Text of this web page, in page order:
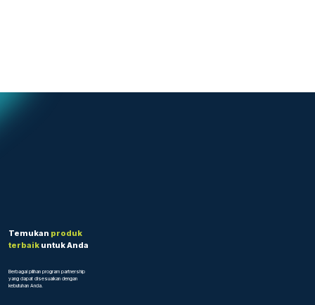
Temukan produk
terbaik untuk Anda
Berbagai pilihan program partnership
yang dapat disesuaikan dengan
kebutuhan Anda.